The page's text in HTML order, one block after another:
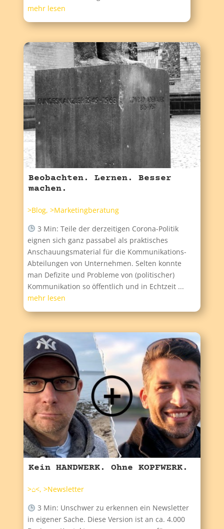
mehr lesen
Beobachten. Lernen. Besser
machen.
>Blog,>Marketingberatung
3 Min: Teile der derzeitigen Corona-Politik
eignen sich ganz passabel als praktisches
Anschauungsmaterial für die Kommunikations-
Abteilungen von Unternehmen. Selten konnte
man Defizite und Probleme von (politischer)
Kommunikation so öffentlich und in Echtzeit ...
mehr lesen
Kein HANDWERK. Ohne KOPFWERK.
>⌂<,>Newsletter
3 Min: Unschwer zu erkennen ein Newsletter
in eigener Sache. Diese Version ist an ca. 4.000